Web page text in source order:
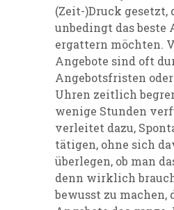
(Zeit-)Druck gesetzt,
unbedingt das beste
ergattern möchten.
Angebote sind oft
Angebotsfristen
Uhren zeitlich
wenige Stunden
verleitet dazu,
tätigen, ohne sich
überlegen, ob man
denn wirklich
bewusst zu machen,